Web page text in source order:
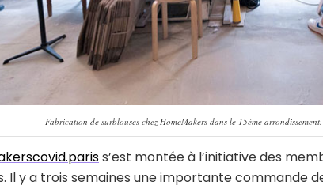
Fabrication de surblouses chez HomeMakers dans le 15ème
s’est montée à l’initiative des
Il y a trois semaines une importante commande